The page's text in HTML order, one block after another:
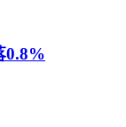
0.8%